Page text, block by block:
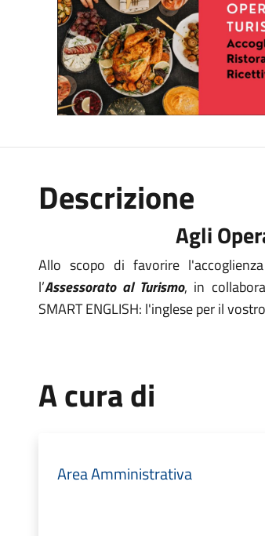
Descrizione
Agli
Allo scopo di favorire
l’Assessorato al Turismo, in
SMART ENGLISH: l'inglese per il
A cura di
Area Amministrativa